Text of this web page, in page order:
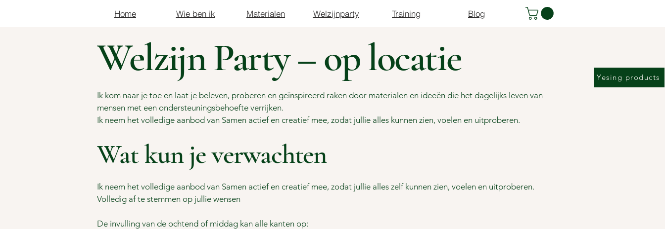
Home Wie ben ik Materialen Welzijnparty Training Blog
Welzijn Party – op locatie
Ik kom naar je toe en laat je beleven, proberen en geïnspireerd raken door materialen en ideeën die het dagelijks leven van
mensen met een ondersteuningsbehoefte verrijken.
Ik neem het volledige aanbod van Samen actief en creatief mee, zodat jullie alles kunnen zien, voelen en uitproberen.
Wat kun je verwachten
Ik neem het volledige aanbod van Samen actief en creatief mee, zodat jullie alles zelf kunnen zien, voelen en uitproberen.
Volledig af te stemmen op jullie wensen
De invulling van de ochtend of middag kan alle kanten op:
Yesing products